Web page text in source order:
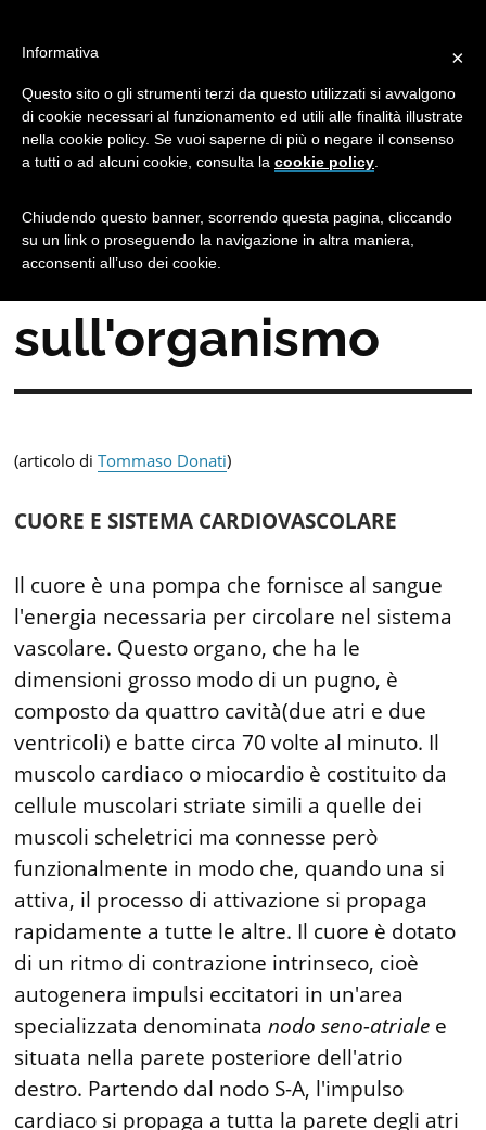
Effetti fisiologici di
un regolare
esercizio fisico sul
sistema
cardiovascolare e
sull'organismo
(articolo diTommaso Donati)
CUORE E SISTEMA CARDIOVASCOLARE
Il cuore è una pompa che fornisce al sangue
l'energia necessaria per circolare nel sistema
vascolare. Questo organo, che ha le
dimensioni grosso modo di un pugno, è
composto da quattro cavità(due atri e due
ventricoli) e batte circa 70 volte al minuto. Il
muscolo cardiaco o miocardio è costituito da
cellule muscolari striate simili a quelle dei
muscoli scheletrici ma connesse però
funzionalmente in modo che, quando una si
attiva, il processo di attivazione si propaga
rapidamente a tutte le altre. Il cuore è dotato
di un ritmo di contrazione intrinseco, cioè
autogenera impulsi eccitatori in un'area
specializzata denominatanodo seno-atriale e
situata nella parete posteriore dell'atrio
destro. Partendo dal nodo S-A, l'impulso
cardiaco si propaga a tutta la parete degli atri
×
Informativa
Questo sito o gli strumenti terzi da questo utilizzati si avvalgono
di cookie necessari al funzionamento ed utili alle finalità illustrate
nella cookie policy. Se vuoi saperne di più o negare il consenso
a tutti o ad alcuni cookie, consulta la cookie policy
Chiudendo questo banner, scorrendo questa pagina, cliccando
su un link o proseguendo la navigazione in altra maniera,
acconsenti all’uso dei cookie.